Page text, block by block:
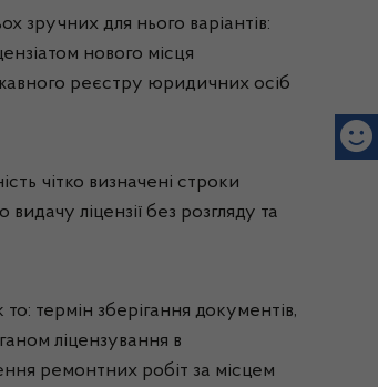
зручних для нього варіантів:
нового місця
реєстру юридичних осіб
чітко визначені строки
ліцензії без розгляду та
термін зберігання документів,
ліцензування в
ремонтних робіт за місцем